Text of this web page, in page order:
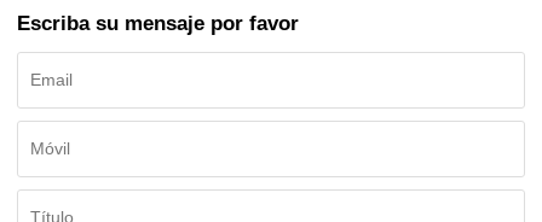
Escriba su mensaje por favor